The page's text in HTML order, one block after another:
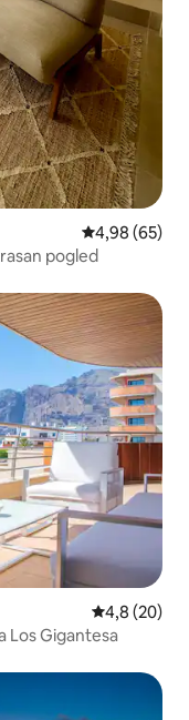
Prosječna
4,98 (65)
i prekrasan pogled
Prosječna
4,8 (20)
Los Gigantesa